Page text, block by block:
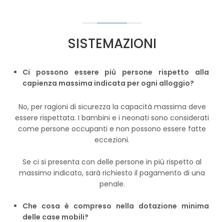
SISTEMAZIONI
Ci possono essere più persone rispetto alla
capienza massima indicata per ogni alloggio?
No, per ragioni di sicurezza la capacità massima deve
essere rispettata. I bambini e i neonati sono considerati
come persone occupanti e non possono essere fatte
eccezioni.
Se ci si presenta con delle persone in più rispetto al
massimo indicato, sarà richiesto il pagamento di una
penale.
Che cosa è compreso nella dotazione minima
delle case mobili?